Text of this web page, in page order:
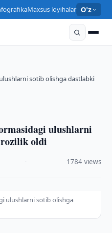
Maxsus loyihalar O'z
sotib olishga dastlabki
ulushlarni
oldi
1784 views
ulushlarni sotib olishga